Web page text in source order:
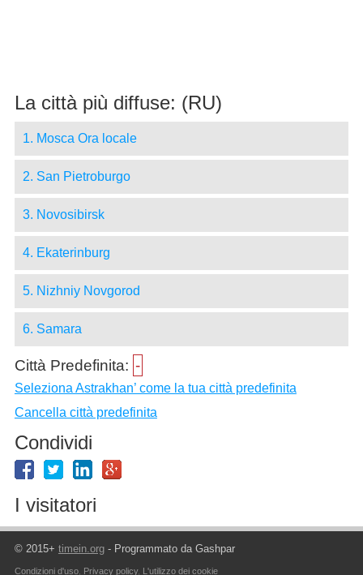
La città più diffuse: (RU)
1. Mosca Ora locale
2. San Pietroburgo
3. Novosibirsk
4. Ekaterinburg
5. Nizhniy Novgorod
6. Samara
Città Predefinita: -
Seleziona Astrakhan’ come la tua città predefinita
Cancella città predefinita
Condividi
I visitatori
© 2015+ timein.org- Programmato da Gashpar
Condizioni d'uso, Privacy policy, L'utilizzo dei cookie